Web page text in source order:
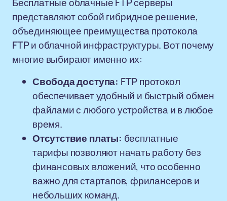
представляют собой гибридное решение,
объединяющее преимущества протокола
FTP и облачной инфраструктуры. Вот почему
многие выбирают именно их:
Свобода доступа: FTP протокол
обеспечивает удобный и быстрый обмен
файлами с любого устройства и в любое
время.
Отсутствие платы: бесплатные
тарифы позволяют начать работу без
финансовых вложений, что особенно
важно для стартапов, фрилансеров и
небольших команд.